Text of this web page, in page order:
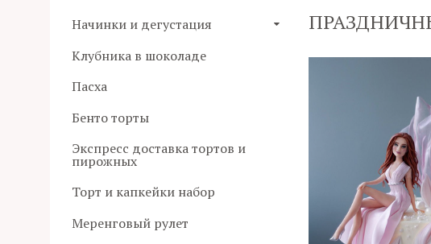
Начинки и дегустация
Клубника в шоколаде
Пасха
Бенто торты
Экспресс доставка тортов и
пирожных
Торт и капкейки набор
Меренговый рулет